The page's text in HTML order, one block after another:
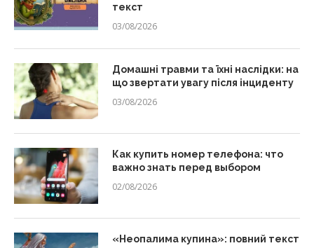
текст
03/08/2026
Домашні травми та їхні наслідки: на
що звертати увагу після інциденту
03/08/2026
Как купить номер телефона: что
важно знать перед выбором
02/08/2026
«Неопалима купина»: повний текст